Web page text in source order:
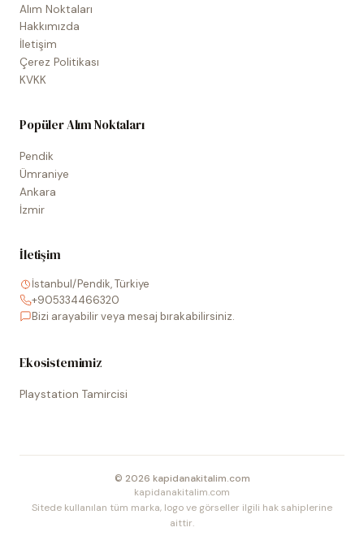
Alım Noktaları
Hakkımızda
İletişim
Çerez Politikası
KVKK
Popüler Alım Noktaları
Pendik
Ümraniye
Ankara
İzmir
İletişim
İstanbul/Pendik, Türkiye
+905334466320
Bizi arayabilir veya mesaj bırakabilirsiniz.
Ekosistemimiz
Playstation Tamircisi
© 2026 kapidanakitalim.com
kapidanakitalim.com
Sitede kullanılan tüm marka, logo ve görseller ilgili hak sahiplerine
aittir.